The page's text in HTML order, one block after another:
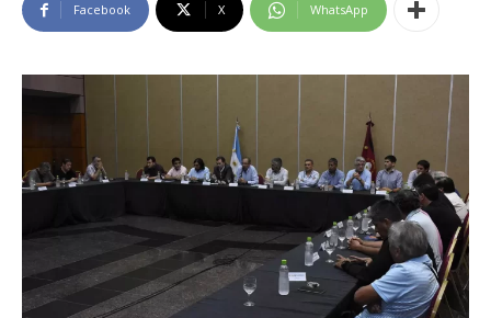
Facebook X WhatsApp